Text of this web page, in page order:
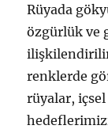
Rüyada
özgürlük ve
renklerde
rüyalar, içsel